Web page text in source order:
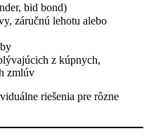
bid bond)
záručnú lehotu alebo
z kúpnych,
zmlúv
riešenia pre rôzne